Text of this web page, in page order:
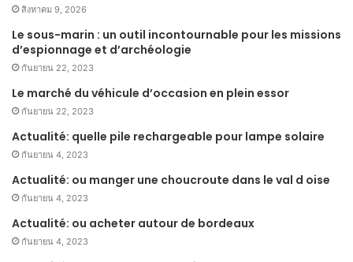
สิงหาคม 9, 2026
Le sous-marin : un outil incontournable pour les missions
d’espionnage et d’archéologie
กันยายน 22, 2023
Le marché du véhicule d’occasion en plein essor
กันยายน 22, 2023
Actualité: quelle pile rechargeable pour lampe solaire
กันยายน 4, 2023
Actualité: ou manger une choucroute dans le val d oise
กันยายน 4, 2023
Actualité: ou acheter autour de bordeaux
กันยายน 4, 2023